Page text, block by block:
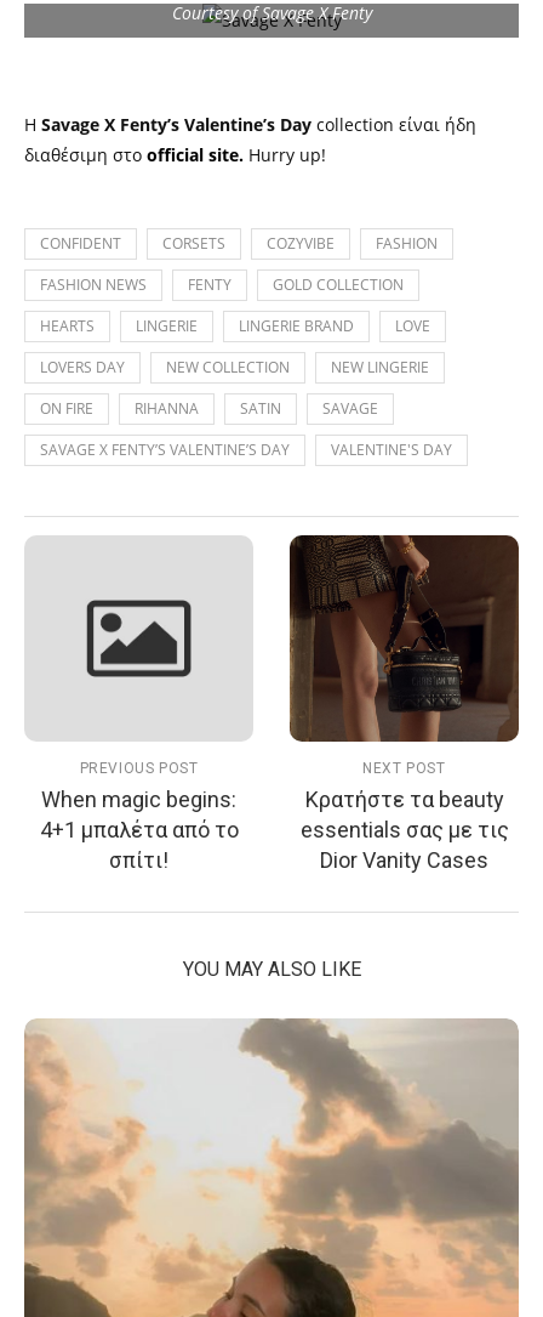
Courtesy of Savage X Fenty
Η Savage X Fenty’s Valentine’s Day collection είναι ήδη
διαθέσιμη στο official site. Hurry up!
CONFIDENT CORSETS COZYVIBE
FASHION
FASHION NEWS
FENTY
GOLD COLLECTION
HEARTS
LINGERIE LINGERIE BRAND
LOVE
LOVERS DAY
NEW COLLECTION
NEW LINGERIE
ON FIRE
RIHANNA SATIN
SAVAGE
SAVAGE X FENTY’S VALENTINE’S DAY
VALENTINE'S DAY
PREVIOUS POST
When magic begins:
4+1 μπαλέτα από το
σπίτι!
NEXT POST
Κρατήστε τα beauty
essentials σας με τις
Dior Vanity Cases
YOU MAY ALSO LIKE